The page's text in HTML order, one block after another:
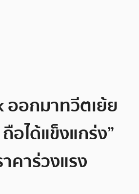
ออกมาทวีตเย้ย
ถือได้แข็งแกร่ง”
คาร่วงแรง